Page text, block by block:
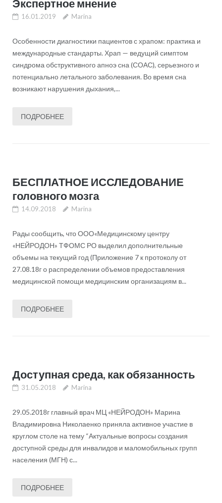
Экспертное мнение
16.01.2019 Marina
Особенности диагностики пациентов с храпом: практика и
международные стандарты. Храп — ведущий симптом
синдрома обструктивного апноэ сна (СОАС), серьезного и
потенциально летального заболевания. Во время сна
возникают нарушения дыхания,...
ПОДРОБНЕЕ
БЕСПЛАТНОЕ ИССЛЕДОВАНИЕ
головного мозга
14.09.2018 Marina
Рады сообщить, что ООО«Медицинскому центру
«НЕЙРОДОН» ТФОМС РО выделил дополнительные
объемы на текущий год (Приложение 7 к протоколу от
27.08.18г о распределении объемов предоставления
медицинской помощи медицинским организациям в...
ПОДРОБНЕЕ
Доступная среда, как обязанность
31.05.2018 Marina
29.05.2018г главный врач МЦ «НЕЙРОДОН» Марина
Владимировна Николаенко приняла активное участие в
круглом столе на тему “Актуальные вопросы создания
доступной среды для инвалидов и маломобильных групп
населения (МГН) с...
ПОДРОБНЕЕ